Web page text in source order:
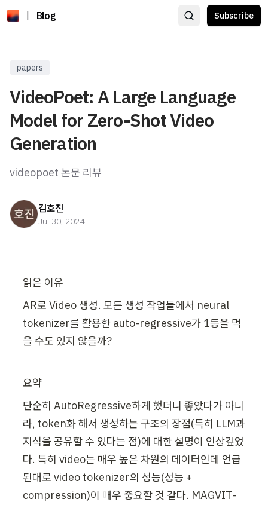
Blog Subscribe
papers
VideoPoet: A Large Language
Model for Zero-Shot Video
Generation
videopoet 논문 리뷰
김호진
Jul 30, 2024
읽은 이유
AR로 Video 생성. 모든 생성 작업들에서 neural
tokenizer를 활용한 auto-regressive가 1등을 먹
을 수도 있지 않을까?
요약
단순히 AutoRegressive하게 했더니 좋았다가 아니
라, token화 해서 생성하는 구조의 장점(특히 LLM과
지식을 공유할 수 있다는 점)에 대한 설명이 인상깊었
다. 특히 video는 매우 높은 차원의 데이터인데 언급
된대로 video tokenizer의 성능(성능 +
compression)이 매우 중요할 것 같다. MAGVIT-